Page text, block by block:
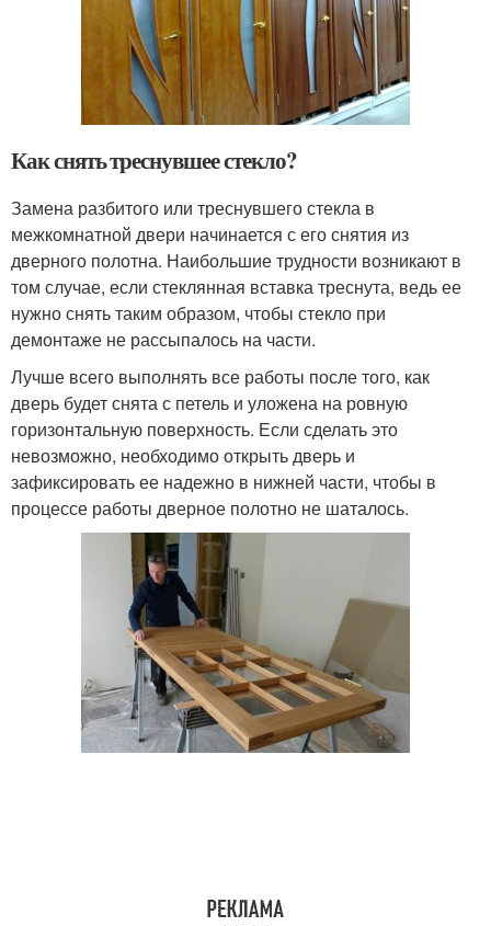
Как снять треснувшее стекло?
Замена разбитого или треснувшего стекла в
межкомнатной двери начинается с его снятия из
дверного полотна. Наибольшие трудности возникают в
том случае, если стеклянная вставка треснута, ведь ее
нужно снять таким образом, чтобы стекло при
демонтаже не рассыпалось на части.
Лучше всего выполнять все работы после того, как
дверь будет снята с петель и уложена на ровную
горизонтальную поверхность. Если сделать это
невозможно, необходимо открыть дверь и
зафиксировать ее надежно в нижней части, чтобы в
процессе работы дверное полотно не шаталось.